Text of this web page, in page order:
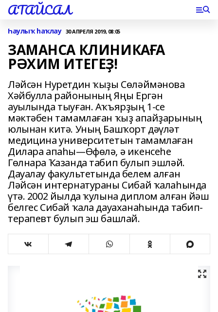
АТАЙСАЛ
Һаулыҡ һаҡлау 30 АПРЕЛЯ 2019, 08:05
ЗАМАНСА КЛИНИКАҒА
РӘХИМ ИТЕГЕҘ!
Ләйсән Нуретдин ҡыҙы Сөләймәнова
Хәйбулла районының Яңы Ергән
ауылында тыуған. Аҡъярҙың 1-се
мәктәбен тамамлаған ҡыҙ апайҙарының
юлынан китә. Уның Башҡорт дәүләт
медицина университетын тамамлаған
Дилара апаһы—Өфөлә, ә икенсеһе
Гөлнара Ҡазанда табип булып эшләй.
Дауалау факультетында белем алған
Ләйсән интернатураны Сибай ҡалаһында
үтә. 2002 йылда ҡулына диплом алған йәш
белгес Сибай ҡала дауаханаһында табип-
терапевт булып эш башлай.